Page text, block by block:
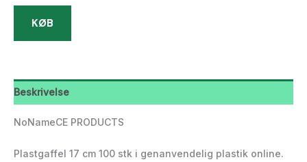
KØB
Beskrivelse
NoNameCE PRODUCTS
Plastgaffel 17 cm 100 stk i genanvendelig plastik online.